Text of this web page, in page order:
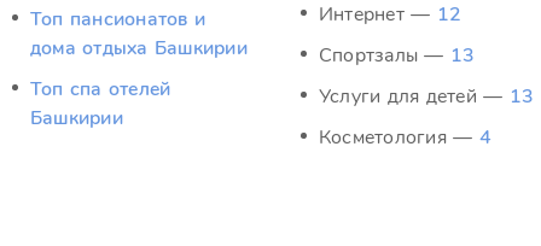
Топ пансионатов и
дома отдыха Башкирии
Топ спа отелей
Башкирии
Интернет — 12
Спортзалы — 13
Услуги для детей — 13
Косметология — 4